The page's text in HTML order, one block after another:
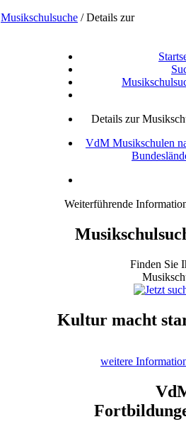
Musikschulsuche /Details zur
Details zur
VdM Musikschulen
Weiterführende
Finden Sie
Kultur macht
weitere